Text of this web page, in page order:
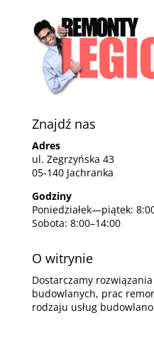
Znajdź nas
Adres
ul. Zegrzyńska 43
05-140 Jachranka
Godziny
Poniedziałek—piątek:
Sobota: 8:00–14:00
O witrynie
Dostarczamy
budowlanych, prac
rodzaju usług